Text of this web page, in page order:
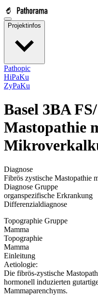
Projektinfos
Pathopic
HiPaKu
ZyPaKu
Basel 3BA FS/
Mastopathie
Diagnose
Fibrös zystische Mastopathie
Diagnose Gruppe
organspezifische Erkrankung
Differenzialdiagnose
Topographie Gruppe
Mamma
Topographie
Mamma
Einleitung
Aetiologie:
Die fibrös-zystische
hormonell induzierten
Mammaparenchyms.